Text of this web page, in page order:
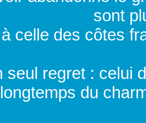
sont
à celle des côtes
seul regret : celui
longtemps du